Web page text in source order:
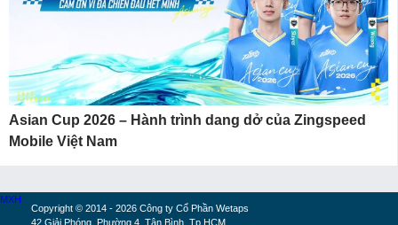
Asian Cup 2026 – Hành trình dang dở của Zingspeed
Mobile Việt Nam
Copyright © 2014 - 2026 Công ty Cổ Phần Wetaps
42 Giải Phóng, Phường 4, Tân Bình, Tp.HCM
MXH